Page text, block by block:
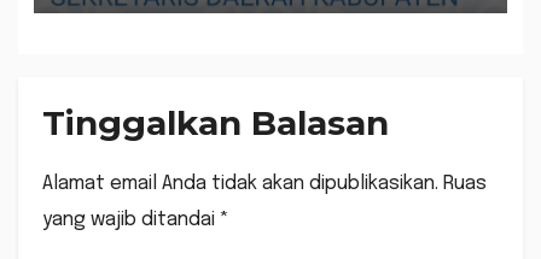
Tinggalkan Balasan
Alamat email Anda tidak akan dipublikasikan. Ruas
yang wajib ditandai *